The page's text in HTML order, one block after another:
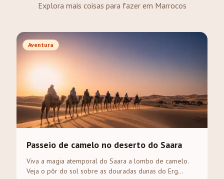
Explora mais coisas para fazer em Marrocos
Aventura
Passeio de camelo no deserto do Saara
Viva a magia atemporal do Saara a lombo de camelo.
Veja o pôr do sol sobre as douradas dunas do Erg